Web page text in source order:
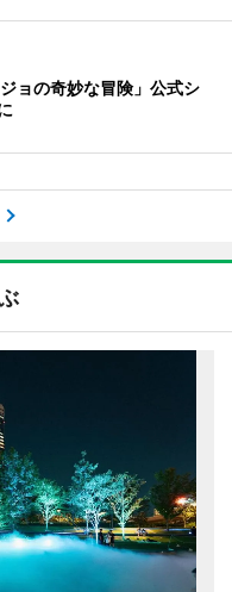
ョの奇妙な冒険」公式シ